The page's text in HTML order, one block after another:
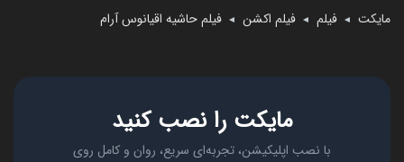
مایکت ◄ فیلم ◄ فیلم اکشن ◄ فیلم حاشیه اقیانوس آرام
مایکت را نصب کنید
با نصب اپلیکیشن، تجربه‌ای سریع، روان و کامل روی